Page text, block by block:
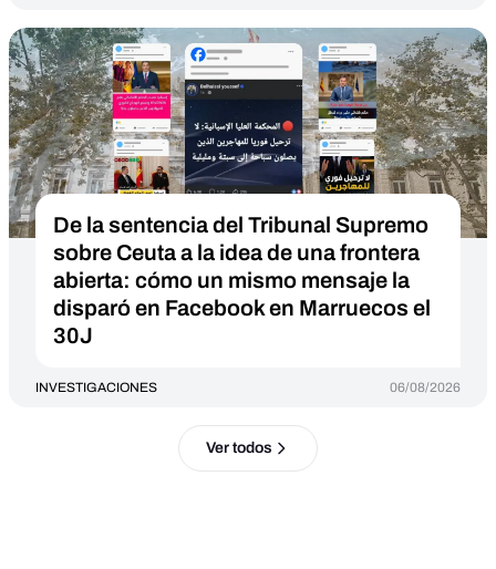
De la sentencia del Tribunal Supremo
sobre Ceuta a la idea de una frontera
abierta: cómo un mismo mensaje la
disparó en Facebook en Marruecos el
30J
INVESTIGACIONES 06/08/2026
Ver todos